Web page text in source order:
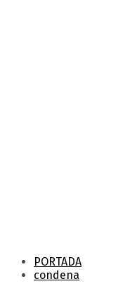
PORTADA
condena